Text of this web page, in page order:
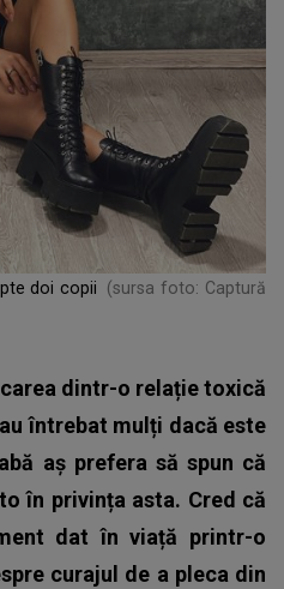
doi copii
(sursa foto: Captură
dintr-o relație toxică
întrebat mulți dacă este
aș prefera să spun că
în privința asta. Cred că
dat în viață printr-o
curajul de a pleca din